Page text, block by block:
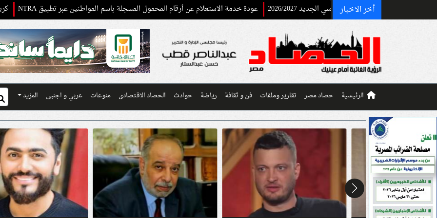
أخر الاخبار عودة خدمة الاستعلام عن أرقام المحمول المسجلة باسم المواطنين عبر تطبيق NTRA كريم عبد
الرئيسية حصاد مصر تقارير وملفات فن و ثقافة رياضة حوادث الحصاد الاقتصادى منوعات عربي و اجنبى المزيد